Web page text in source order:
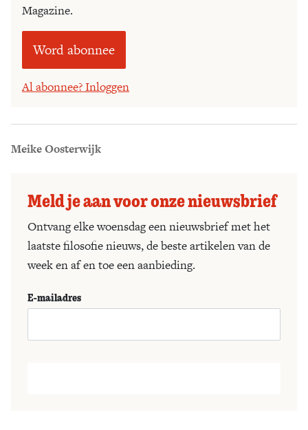
Magazine.
Word abonnee
Al abonnee? Inloggen
Meike Oosterwijk
Meld je aan voor onze nieuwsbrief
Ontvang elke woensdag een nieuwsbrief met het
laatste filosofie nieuws, de beste artikelen van de
week en af en toe een aanbieding.
E-mailadres